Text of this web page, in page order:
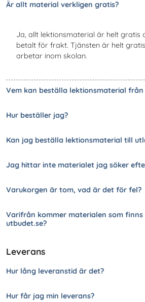
Är allt material verkligen gratis?
Ja, allt lektionsmaterial är helt gratis
betalt för frakt. Tjänsten är helt
arbetar inom skolan.
Vem kan beställa lektionsmaterial från
Hur beställer jag?
Kan jag beställa lektionsmaterial till
Jag hittar inte materialet jag söker
Varukorgen är tom, vad är det för fel?
Varifrån kommer materialen som
utbudet.se?
Leverans
Hur lång leveranstid är det?
Hur får jag min leverans?